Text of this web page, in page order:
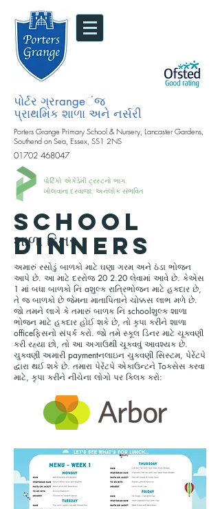
પોર્ટર ગ્રrangeંજ
પ્રાથમિક શાળા અને નર્સરી
Porters Grange Primary School & Nursery, Lancaster Gardens,
Southend on Sea, Essex, SS1 2NS
01702 468047
પોર્ટિકો એકેડેમી ટ્રસ્ટનો ભાગ.
ખોલવાના દરવાજા, અનલોક સંભવિત
SCHOOL
DINNERS
શાળા ડિનર
અમારું રસોડું બાળકો માટે ઘણા ગરમ અને ઠંડા ભોજન
આપે છે. આ માટે દરરોજ 20 2.20 લેવામાં આવે છે. કેએસ
1 માં બધા બાળકો નિ aશુલ્ક રાત્રિભોજન માટે હકદાર છે,
તે જ બાળકો છે જેમના માતાપિતાને ચોક્કસ લાભ મળે છે.
જો તમને લાગે કે તમારું બાળક નિ schoolશુલ્ક શાળા
ભોજન માટે હકદાર હોઈ શકે છે, તો કૃપા કરીને શાળા
officeફિસનો સંપર્ક કરો. જો તમે સ્કૂલ ડિનર માટે ચૂકવણી
કરી રહ્યા છો, તો આ અગાઉથી ચૂકવવું આવશ્યક છે.
ચુકવણી અમારી paymentનલાઇન ચુકવણી સિસ્ટમ, પેરેંટપે
દ્વારા થઈ શકે છે. તમારા પેરેંટપે એકાઉન્ટને Toક્સેસ કરવા
માટે, કૃપા કરીને નીચેના લોગો પર ક્લિક કરો: